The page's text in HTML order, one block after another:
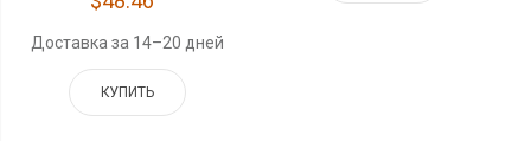
Доставка за 14–20 дней
КУПИТЬ